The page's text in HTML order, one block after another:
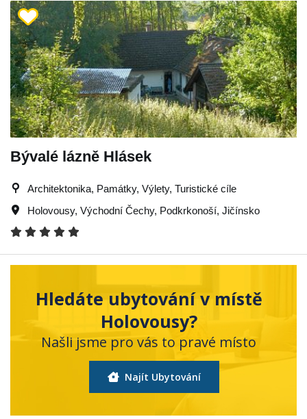
Bývalé lázně Hlásek
Architektonika, Památky, Výlety, Turistické cíle
Holovousy, Východní Čechy, Podkrkonoší, Jičínsko
Hledáte ubytování v místě
Holovousy?
Našli jsme pro vás to pravé místo
Najít Ubytování